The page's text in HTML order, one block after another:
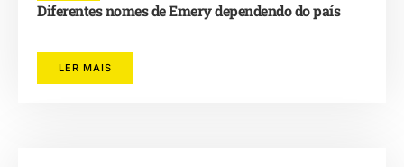
Diferentes nomes de Emery dependendo do país
LER MAIS